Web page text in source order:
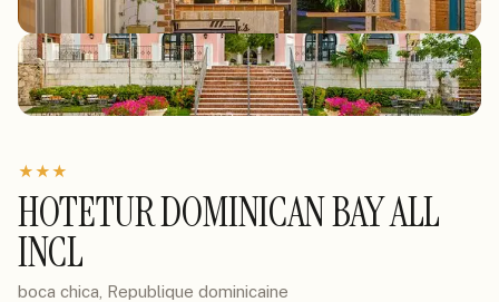
★★★
HOTETUR DOMINICAN BAY ALL
INCL
boca chica, Republique dominicaine